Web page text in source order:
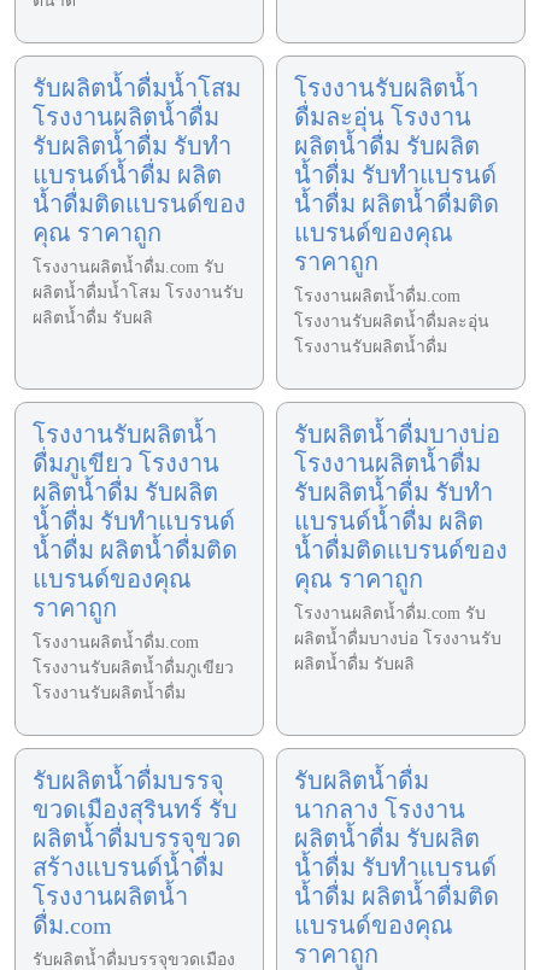
รับผลิตน้ำดื่มน้ำโสม
โรงงานผลิตน้ำดื่ม
รับผลิตน้ำดื่ม รับทำ
แบรนด์น้ำดื่ม ผลิต
น้ำดื่มติดแบรนด์ของ
คุณ ราคาถูก
โรงงานผลิตน้ำดื่ม.com รับ
ผลิตน้ำดื่มน้ำโสม โรงงานรับ
ผลิตน้ำดื่ม รับผลิ
โรงงานรับผลิตน้ำ
ดื่มละอุ่น โรงงาน
ผลิตน้ำดื่ม รับผลิต
น้ำดื่ม รับทำแบรนด์
น้ำดื่ม ผลิตน้ำดื่มติด
แบรนด์ของคุณ
ราคาถูก
โรงงานผลิตน้ำดื่ม.com
โรงงานรับผลิตน้ำดื่มละอุ่น
โรงงานรับผลิตน้ำดื่ม
โรงงานรับผลิตน้ำ
ดื่มภูเขียว โรงงาน
ผลิตน้ำดื่ม รับผลิต
น้ำดื่ม รับทำแบรนด์
น้ำดื่ม ผลิตน้ำดื่มติด
แบรนด์ของคุณ
ราคาถูก
โรงงานผลิตน้ำดื่ม.com
โรงงานรับผลิตน้ำดื่มภูเขียว
โรงงานรับผลิตน้ำดื่ม
รับผลิตน้ำดื่มบางบ่อ
โรงงานผลิตน้ำดื่ม
รับผลิตน้ำดื่ม รับทำ
แบรนด์น้ำดื่ม ผลิต
น้ำดื่มติดแบรนด์ของ
คุณ ราคาถูก
โรงงานผลิตน้ำดื่ม.com รับ
ผลิตน้ำดื่มบางบ่อ โรงงานรับ
ผลิตน้ำดื่ม รับผลิ
รับผลิตน้ำดื่มบรรจุ
ขวดเมืองสุรินทร์ รับ
ผลิตน้ำดื่มบรรจุขวด
สร้างแบรนด์น้ำดื่ม
โรงงานผลิตน้ำ
ดื่ม.com
รับผลิตน้ำดื่มบรรจุขวดเมือง
รับผลิตน้ำดื่ม
นากลาง โรงงาน
ผลิตน้ำดื่ม รับผลิต
น้ำดื่ม รับทำแบรนด์
น้ำดื่ม ผลิตน้ำดื่มติด
แบรนด์ของคุณ
ราคาถูก